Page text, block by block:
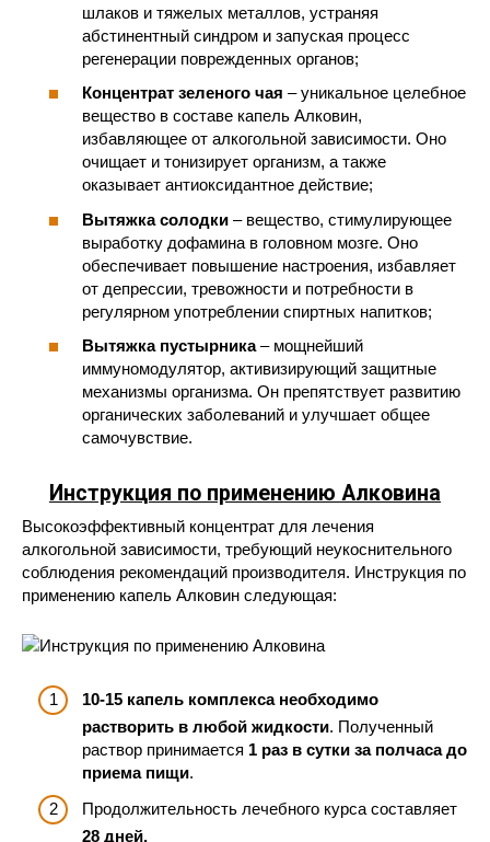
шлаков и тяжелых металлов, устраняя
абстинентный синдром и запуская процесс
регенерации поврежденных органов;
Концентрат зеленого чая – уникальное целебное
вещество в составе капель Алковин,
избавляющее от алкогольной зависимости. Оно
очищает и тонизирует организм, а также
оказывает антиоксидантное действие;
Вытяжка солодки – вещество, стимулирующее
выработку дофамина в головном мозге. Оно
обеспечивает повышение настроения, избавляет
от депрессии, тревожности и потребности в
регулярном употреблении спиртных напитков;
Вытяжка пустырника– мощнейший
иммуномодулятор, активизирующий защитные
механизмы организма. Он препятствует развитию
органических заболеваний и улучшает общее
самочувствие.
Инструкция по применению Алковина
Высокоэффективный концентрат для лечения
алкогольной зависимости, требующий неукоснительного
соблюдения рекомендаций производителя. Инструкция по
применению капель Алковин следующая:
10-15 капель комплекса необходимо
растворить в любой жидкости. Полученный
раствор принимается 1 раз в сутки за полчаса до
приема пищи.
Продолжительность лечебного курса составляет
28 дней.